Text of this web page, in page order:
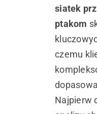
siatek
ptakom
czemu
Najpierw